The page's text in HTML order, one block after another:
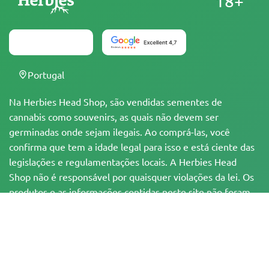
Na Herbies Head Shop, são vendidas sementes de
cannabis como souvenirs, as quais não devem ser
germinadas onde sejam ilegais. Ao comprá-las, você
confirma que tem a idade legal para isso e está ciente das
legislações e regulamentações locais. A Herbies Head
Shop não é responsável por quaisquer violações da lei. Os
produtos e as informações contidas neste site não foram
Portugal